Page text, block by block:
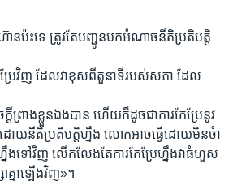
ានប៉ះទេ ត្រូវតែបញ្ជូនមកអំណាចនីតិប្រតិបត្តិ
ែវិញ ដែលវាខុសពីតួនាទីរបស់សភា ដែល
ក្តីព្រាងខ្លួនឯងបាន ហើយក៏ដូចជាការកែប្រែនូវ
ើដោយនីតិប្រតិបត្តិហ្នឹង លោកអាចធ្វើដោយមិនចំា
ហ្នឹងទៅវិញ លើកលែងតែការកែប្រែហ្នឹងវាធំហួស
គ្នាឡើងវិញ»។